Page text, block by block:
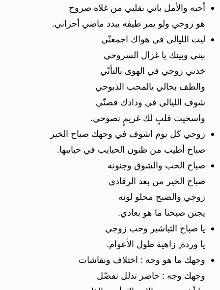
أحبه والأمل باني بقلبي من غلاه صروح
هو زوجي ولو يمر طيفه يبدد ماضي أحزاني.
ليت الليالي في هواك اجمعنّي
بيني وبينك يا غزال السروحي
خذني زوجي في الهوى بالتأنّي
والطف بحالي يالمحب الذبوحي
شوف الليالي في ودادك قصنّي
واسخيت قلبٍ لك غريمٍ نصوحي.
زوجي كل يوم اشوف في وجهك صباح الخير
صباح أطيب من ظنون الحبايب في حبايبها.
صباح الحب والشوق وجنونه
صباح الخير من بعد الرقادي
زوجي والصبح محلو لونه
يجنن صبحنا ما هو بعادي.
يا صباح التباشير وحب زوجي
يا وردة ٍ زاهية طول الأعوام.
وجهك ما هو وجه : اختلاف ونقاشات
وجهك وجه : حاضر تدلل تفضّل